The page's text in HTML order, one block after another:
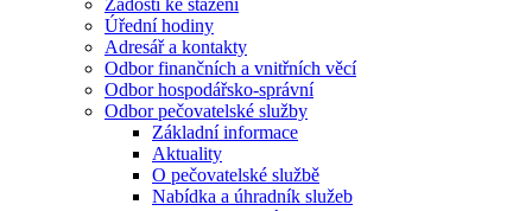
Žádosti ke stažení
Úřední hodiny
Adresář a kontakty
Odbor finančních a vnitřních věcí
Odbor hospodářsko-správní
Odbor pečovatelské služby
Základní informace
Aktuality
O pečovatelské službě
Nabídka a úhradník služeb